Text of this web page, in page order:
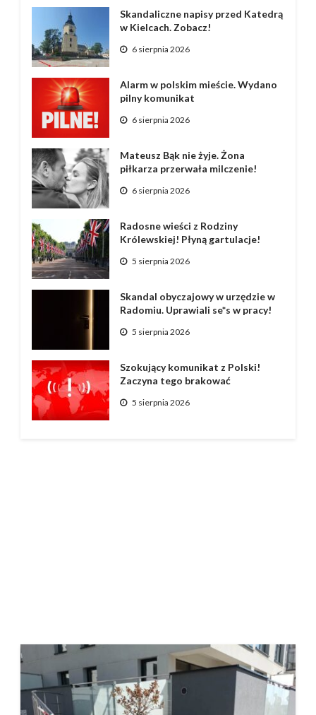
Skandaliczne napisy przed Katedrą
w Kielcach. Zobacz!
6 sierpnia 2026
Alarm w polskim mieście. Wydano
pilny komunikat
6 sierpnia 2026
Mateusz Bąk nie żyje. Żona
piłkarza przerwała milczenie!
6 sierpnia 2026
Radosne wieści z Rodziny
Królewskiej! Płyną gartulacje!
5 sierpnia 2026
Skandal obyczajowy w urzędzie w
Radomiu. Uprawiali se*s w pracy!
5 sierpnia 2026
Szokujący komunikat z Polski!
Zaczyna tego brakować
5 sierpnia 2026